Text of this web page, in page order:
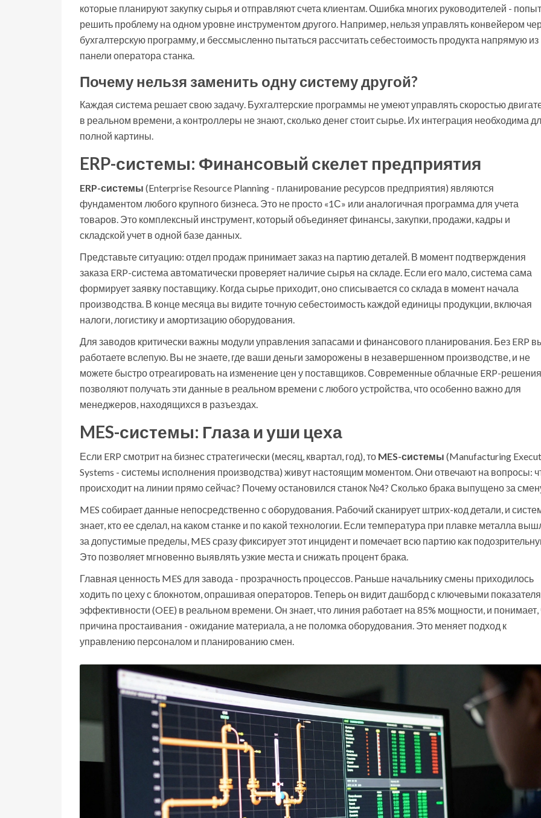
которые планируют закупку сырья и отправляют счета клиентам. Ошибка многих руководителей -
решить проблему на одном уровне инструментом другого. Например, нельзя управлять конвейером
бухгалтерскую программу, и бессмысленно пытаться рассчитать себестоимость продукта напрямую из
панели оператора станка.
Почему нельзя заменить одну систему другой?
Каждая система решает свою задачу. Бухгалтерские программы не умеют управлять скоростью
в реальном времени, а контроллеры не знают, сколько денег стоит сырье. Их интеграция необходима
полной картины.
ERP-системы: Финансовый скелет предприятия
ERP-системы (Enterprise Resource Planning - планирование ресурсов предприятия) являются
фундаментом любого крупного бизнеса. Это не просто «1С» или аналогичная программа для учета
товаров. Это комплексный инструмент, который объединяет финансы, закупки, продажи, кадры и
складской учет в одной базе данных.
Представьте ситуацию: отдел продаж принимает заказ на партию деталей. В момент подтверждения
заказа ERP-система автоматически проверяет наличие сырья на складе. Если его мало, система сама
формирует заявку поставщику. Когда сырье приходит, оно списывается со склада в момент начала
производства. В конце месяца вы видите точную себестоимость каждой единицы продукции, включая
налоги, логистику и амортизацию оборудования.
Для заводов критически важны модули управления запасами и финансового планирования. Без ERP
работаете вслепую. Вы не знаете, где ваши деньги заморожены в незавершенном производстве, и не
можете быстро отреагировать на изменение цен у поставщиков. Современные облачные ERP-решения
позволяют получать эти данные в реальном времени с любого устройства, что особенно важно для
менеджеров, находящихся в разъездах.
MES-системы: Глаза и уши цеха
Если ERP смотрит на бизнес стратегически (месяц, квартал, год), то MES-системы (Manufacturing
Systems - системы исполнения производства) живут настоящим моментом. Они отвечают на вопросы:
происходит на линии прямо сейчас? Почему остановился станок №4? Сколько брака выпущено за
MES собирает данные непосредственно с оборудования. Рабочий сканирует штрих-код детали, и
знает, кто ее сделал, на каком станке и по какой технологии. Если температура при плавке металла
за допустимые пределы, MES сразу фиксирует этот инцидент и помечает всю партию как
Это позволяет мгновенно выявлять узкие места и снижать процент брака.
Главная ценность MES для завода - прозрачность процессов. Раньше начальнику смены приходилось
ходить по цеху с блокнотом, опрашивая операторов. Теперь он видит дашборд с ключевыми
эффективности (OEE) в реальном времени. Он знает, что линия работает на 85% мощности, и понимает,
причина простаивания - ожидание материала, а не поломка оборудования. Это меняет подход к
управлению персоналом и планированию смен.